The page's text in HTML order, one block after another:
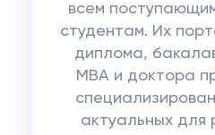
всем
студентам. Их
диплома,
MBA и доктора
актуальных для